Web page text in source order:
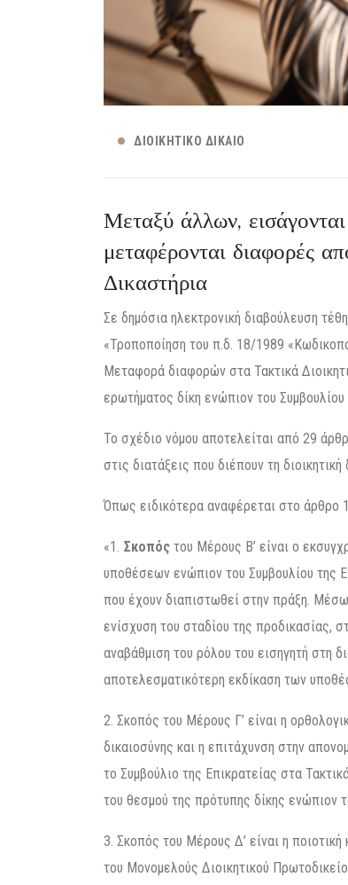
ΔΙΟΙΚΗΤΙΚΌ ΔΊΚΑΙΟ
Μεταξύ άλλων, εισάγονται
μεταφέρονται διαφορές
Δικαστήρια
Σε δημόσια ηλεκτρονική διαβούλευση
«Τροποποίηση του π.δ. 18/1989
Μεταφορά διαφορών στα Τακτικά
ερωτήματος δίκη ενώπιον του Συμβουλίου
Το σχέδιο νόμου αποτελείται από 29
στις διατάξεις που διέπουν τη διοικητική
Όπως ειδικότερα αναφέρεται στο άρθρο
«1. Σκοπός του Μέρους Β’ είναι ο
υποθέσεων ενώπιον του Συμβουλίου της
που έχουν διαπιστωθεί στην πράξη.
ενίσχυση του σταδίου της προδικασίας,
αναβάθμιση του ρόλου του εισηγητή στη
αποτελεσματικότερη εκδίκαση των
2. Σκοπός του Μέρους Γ’ είναι η
δικαιοσύνης και η επιτάχυνση στην
το Συμβούλιο της Επικρατείας στα
του θεσμού της πρότυπης δίκης ενώπιον
3. Σκοπός του Μέρους Δ’ είναι η
του Μονομελούς Διοικητικού